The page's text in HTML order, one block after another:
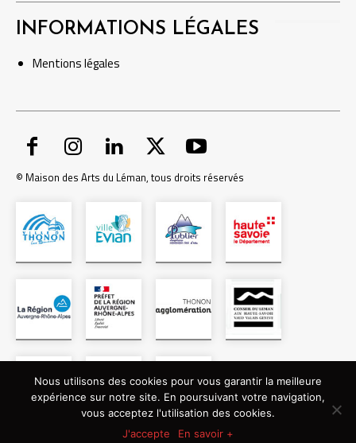
INFORMATIONS LÉGALES
Mentionslégales
© Maison des Arts du Léman, tous droits réservés
Nous utilisons des cookies pour vous garantir la meilleure
expérience sur notre site. En poursuivant votre navigation,
vous acceptez l'utilisation des cookies.
J'accepte
En savoir +